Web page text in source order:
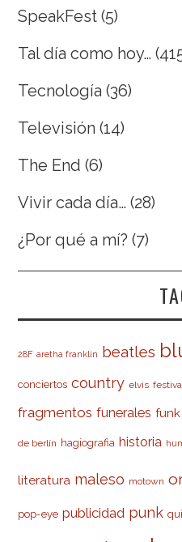
SpeakFest (5)
Tal día como hoy…
Tecnología (36)
Televisión (14)
The End (6)
Vivir cada día… (28)
¿Por qué a mí? (7)
28F aretha franklin beatles
conciertos country elvis
fragmentos funerales funk
de berlín hagiografia historia
literatura maleso motown
pop-eye publicidad punk